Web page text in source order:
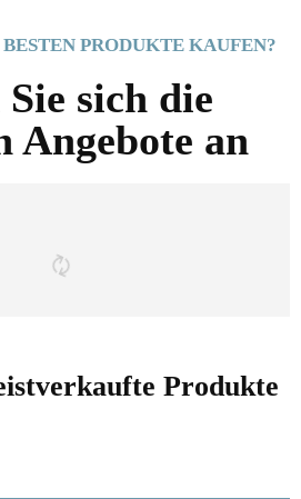
PRODUKTE KAUFEN?
Sie sich die
Angebote an
Produkte